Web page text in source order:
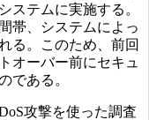
ステムに実施する。
帯、システムによっ
る。このため、前回
オーバー前にセキュ
である。
攻撃を使った調査